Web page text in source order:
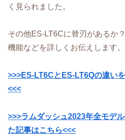
く見られました。
その他ES-LT6Cに替刃があるか
機能などを詳しくお伝えします。
>>>ES-LT6CとES-LT6Qの違い
<<<
>>>ラムダッシュ2023年全モデ
た記事はこちら<<<